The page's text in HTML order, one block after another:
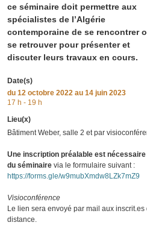
ce séminaire doit permettre aux
spécialistes de l’Algérie
contemporaine de se rencontrer
se retrouver pour présenter et
discuter leurs travaux en cours.
Date(s)
du 12 octobre 2022 au 14 juin 2023
17 h - 19 h
Lieu(x)
Bâtiment Weber, salle 2 et par
Une inscription préalable est
du séminaire via le formulaire suivant :
https://forms.gle/w9mubXmdw8LZk7mZ9
Visioconférence
Le lien sera envoyé par mail aux
distance.